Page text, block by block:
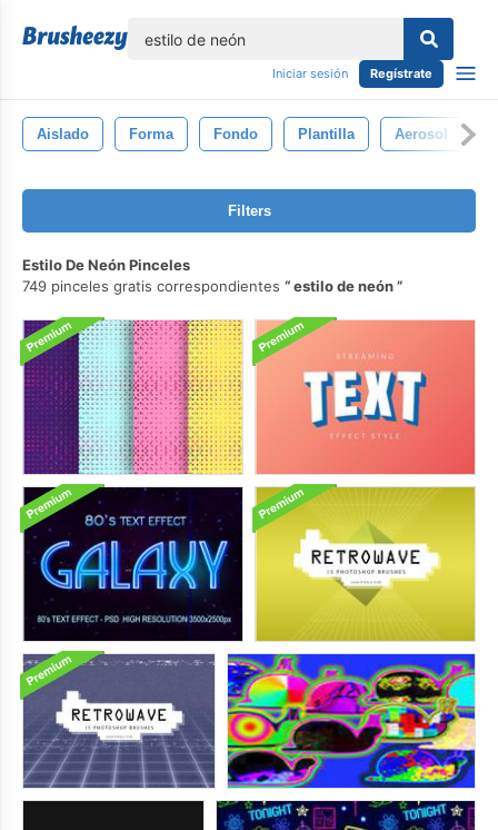
Iniciar sesión Regístrate
Aislado Forma Fondo Plantilla Aerosol
Filters
Estilo De Neón Pinceles
749 pinceles gratis correspondientes
estilo de neón